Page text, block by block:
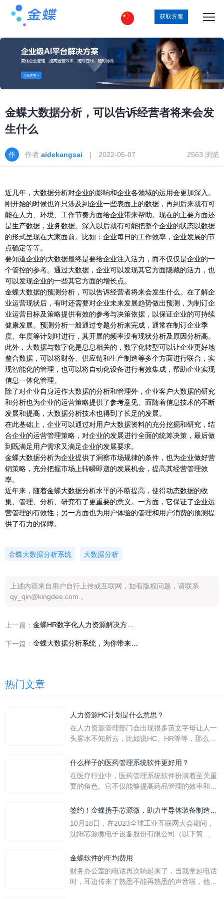
获取方案
金蝶大数据分析，可以告诉经营者将来会发
生什么
作者 aidekangsai | 2022-05-07 2563 浏览
近几年，大数据分析对企业的影响和企业各领域的运用会更加深入。
刚开始的时候也许只涉及到企业一些表面上的数据，再到后来就有可
能在人力、环境、工作节奏方面给企业带来帮助。现在的主要方面还
是生产数据，业务数据。深入以后就有可能把整个企业的状态以数据
的形式呈现在大家面前。比如：企业每日的工作效率，企业发展的节
点确定等等。
要知道企业的大数据最终是要给企业注入活力，而不仅仅是企业的一
个管控的参考。通过大数据，企业可以发现其它方面隐藏的活力，也
可以发现企业的一些其它方面的增长点。
金蝶大数据的预测分析，可以告诉经营者将来会发生什么。在了解企
业运营现状后，有时还需要对企业未来发展趋势做出预测，为制订企
业运营目标及策略提供有效的参考与决策依据，以保证企业的可持续
健康发展。预测分析一般通过专题分析来完成，通常在制订企业季
度、年度等计划时进行，其开展的频率没有现状分析及原因分析高。
此外，大数据与数字化是息息相关的，数字化转型可以让企业更好地
整合数据，可以将财务、供应链和生产制造等多个方面进行联合，实
现智能化的管理，也可以将自动化设备进行有效集成，帮助企业实现
信息一体化管理。
除了对企业自身运作大数据的分析和管理外，企业客户大数据的研究
和分析也为企业的运营策略提供了参考意见。而随着信息技术的不断
发展和提高，大数据分析技术也得到了长足的发展。
在此基础上，企业可以通过对用户大数据资料的充分挖掘和研究，结
合企业的运营管理策略，对企业的发展进行全面的统筹决策，最后做
到既满足用户需求又满足企业的发展要求。
金蝶大数据分析为企业提供了洞察市场规律的条件，也为企业做好营
销策略，充分把握市场上转瞬即逝的发展机会，提高其经营管理效
率。
近年来，随着金蝶大数据分析水平的不断提高，使得动态数据的收
集、管理、分析、研究有了更重要的意义。一方面，它保证了企业运
营管理的有效性；另一方面也为用户体验的管理和用户消费的预测提
供了有力的保障。
金蝶大数据分析系统 大数据分析
上述内容来自用户自行上传或互联网，如有版权问题，请联系
qy_qin@kingdee.com 。
上一篇：
下一篇：
热门文章
人力资源HC计划是什么意思？
在人力资源管理部门会出现很多英文字母让人一
头雾水不知所云，比如说HC、HR等等，那么它
么呢？
什么样子的医药管理系统软件更好用？
在医疗行业中，医药管理系统软件扮演着至关重
要的角色。它不仅能够提高药品管理的效率和准
一个好用的医药管理系统软件应具备以下特点。
地进行操作。 复杂的
签约！金蝶携手芯源微，助力半导体装备制造领
先企业迈向世界
10月18日，在2023全球工业互联网大会期间，
沈阳芯源微电子设备股份有限公司（以下简
下简称“金蝶”）在辽宁沈阳签署战略合作协议。
营管控平台，从而实现公司产研一体化、业财一
体化，提升公司整体业务水平。
金蝶软件的年均费用
财务办公室的电话再次响起来了，当我拿起电话
时，耳边传来了熟悉不能再熟悉的声音啦，他就